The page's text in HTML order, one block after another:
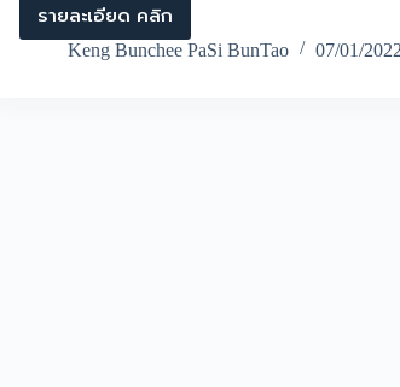
รายละเอียด คลิก
กรณี
ศึกษา
การเต
Keng Bunchee PaSi BunTao 07/01/2022